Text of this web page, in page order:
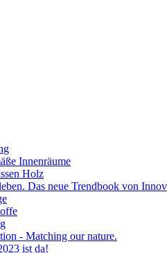
Innenräume
Holz
Das neue Trendbook von
- Matching our nature.
ist da!